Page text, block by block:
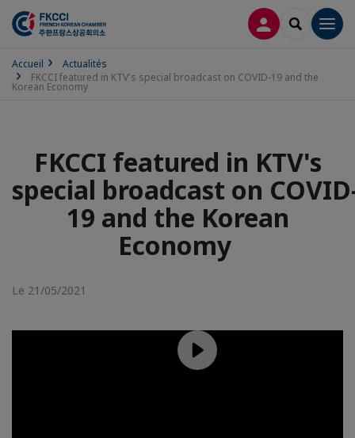
CONNEXION
Accueil
Actualités
FKCCI featured in KTV's special broadcast on COVID-19 and the
Korean Economy
FKCCI featured in KTV's
special broadcast on
19 and the Korean
Economy
Le 21/05/2021